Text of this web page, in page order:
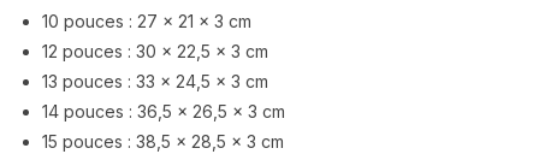
10 pouces : 27 x 21 x 3 cm
12 pouces : 30 x 22,5 x 3 cm
13 pouces : 33 x 24,5 x 3 cm
14 pouces : 36,5 x 26,5 x 3 cm
15 pouces : 38,5 x 28,5 x 3 cm